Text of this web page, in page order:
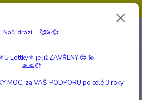
CZK
Naši drazí.....🥰💫💞
Lottky⚜️ je již ZAVŘENÝ 😔 💫
🙏🙏💞
MOC, za VAŠI PODPORU po celé 3 roky.